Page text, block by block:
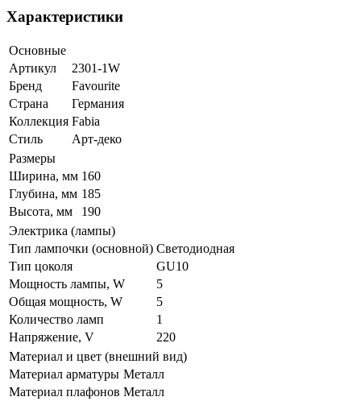
Характеристики
Основные
Артикул
2301-1W
Бренд
Favourite
Страна
Германия
Коллекция Fabia
Стиль
Арт-деко
Размеры
Ширина, мм 160
Глубина, мм 185
Высота, мм
190
Электрика (лампы)
Тип лампочки (основной) Светодиодная
Тип цоколя
GU10
Мощность лампы, W
5
Общая мощность, W
5
Количество ламп
1
Напряжение, V
220
Материал и цвет (внешний вид)
Материал арматуры Металл
Материал плафонов Металл